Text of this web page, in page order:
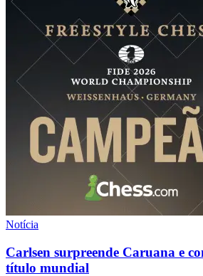
Notícia
Carlsen surpreende Caruana e
título mundial